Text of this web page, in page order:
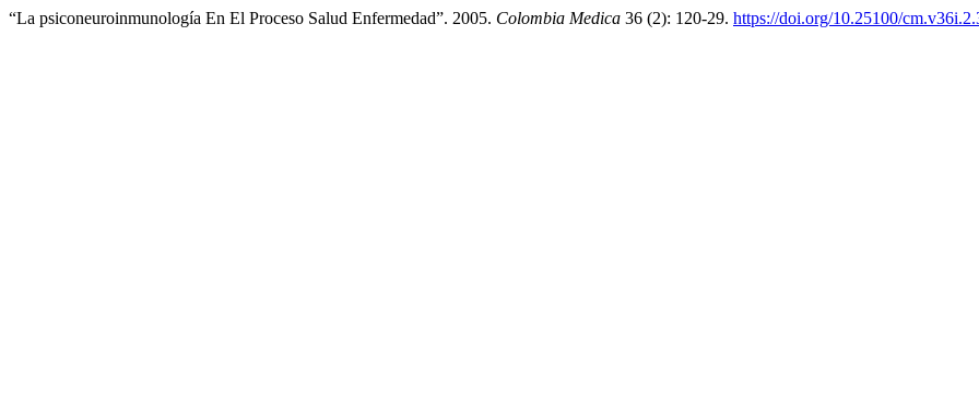
“La psiconeuroinmunología En El Proceso Salud Enfermedad”. 2005. Colombia Medica 36 (2): 120-29. https://doi.org/10.25100/